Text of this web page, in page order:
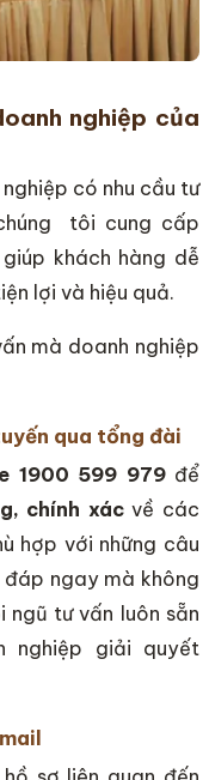
nghiệp của
có nhu cầu tư
tôi cung cấp
khách hàng dễ
lợi và hiệu quả.
mà doanh nghiệp
qua tổng đài
1900 599 979để
chính xácvề các
hợp với những câu
ngay mà không
tư vấn luôn sẵn
nghiệp giải quyết